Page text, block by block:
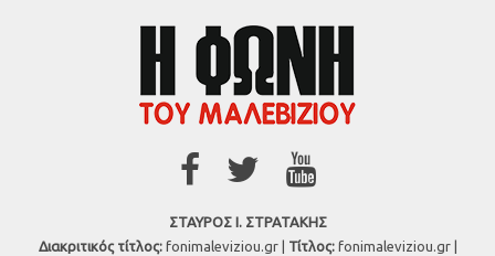
ΣΤΑΥΡΟΣ Ι. ΣΤΡΑΤΑΚΗΣ
Διακριτικός τίτλος:fonimaleviziou.gr | Τίτλος:fonimaleviziou.gr |